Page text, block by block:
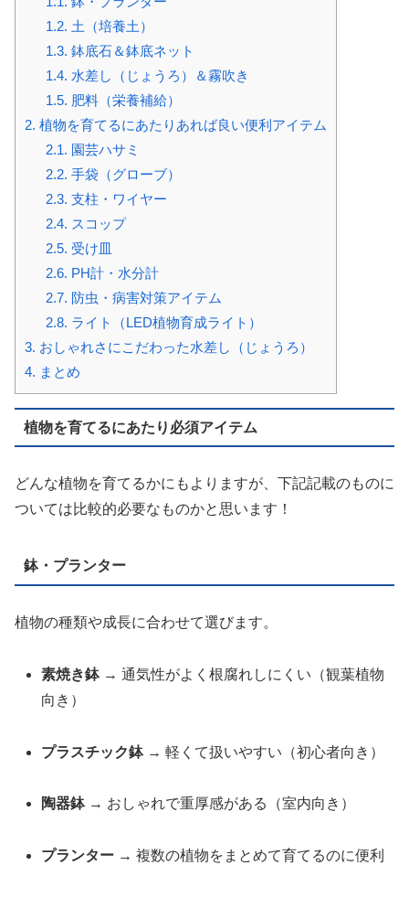
1.2. 土（培養土）
1.3. 鉢底石＆鉢底ネット
1.4. 水差し（じょうろ）＆霧吹き
1.5. 肥料（栄養補給）
2. 植物を育てるにあたりあれば良い便利アイテム
2.1. 園芸ハサミ
2.2. 手袋（グローブ）
2.3. 支柱・ワイヤー
2.4. スコップ
2.5. 受け皿
2.6. PH計・水分計
2.7. 防虫・病害対策アイテム
2.8. ライト（LED植物育成ライト）
3. おしゃれさにこだわった水差し（じょうろ）
4. まとめ
植物を育てるにあたり必須アイテム
どんな植物を育てるかにもよりますが、下記記載のものに
ついては比較的必要なものかと思います！
鉢・プランター
植物の種類や成長に合わせて選びます。
素焼き鉢→ 通気性がよく根腐れしにくい（観葉植物
向き）
プラスチック鉢→ 軽くて扱いやすい（初心者向き）
陶器鉢→ おしゃれで重厚感がある（室内向き）
プランター → 複数の植物をまとめて育てるのに便利